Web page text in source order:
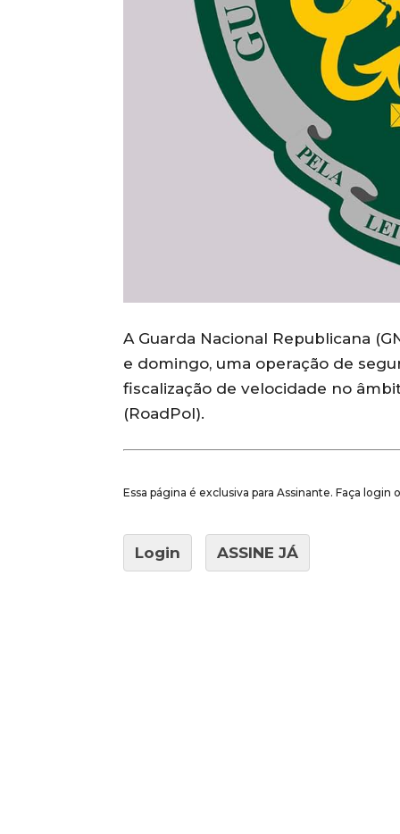
A Guarda Nacional Republicana
e domingo, uma operação de
fiscalização de velocidade no
(RoadPol).
Essa página é exclusiva para Assinante. Faça
Login ASSINE JÁ